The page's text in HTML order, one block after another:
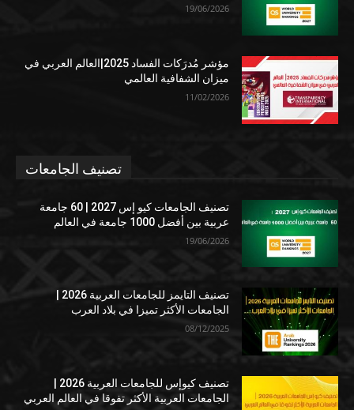
19/06/2026
مؤشر مُدرَكات الفساد 2025|العالم العربي في
ميزان الشفافية العالمي
11/02/2026
تصنيف الجامعات
تصنيف الجامعات كيو إس 2027 | 60 جامعة
عربية بين أفضل 1000 جامعة في العالم
19/06/2026
الجامعات الأكثر تميزا في بلاد العرب
08/12/2025
الجامعات العربية الأكثر تفوقا في العالم العربي